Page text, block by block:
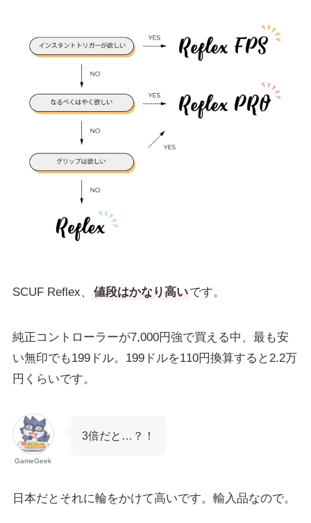
SCUF Reflex、 値段はかなり高いです。
純正コントローラーが7,000円強で買える中、最も安
い無印でも199ドル。199ドルを110円換算すると2.2万
円くらいです。
GameGeek
3倍だと…？！
日本だとそれに輪をかけて高いです。輸入品なので。